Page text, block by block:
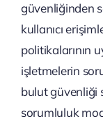
güvenliğinden
kullanıcı
politikalarının
işletmelerin
bulut güvenliği
sorumluluk